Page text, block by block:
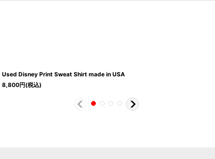
Used Disney Print Sweat Shirt made in USA
8,800円(税込)